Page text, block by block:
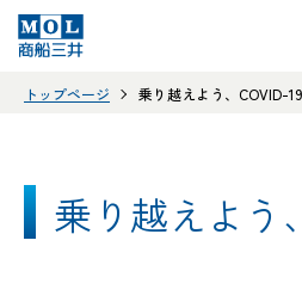
トップページ 乗り越えよう、COVID-19
乗り越えよう